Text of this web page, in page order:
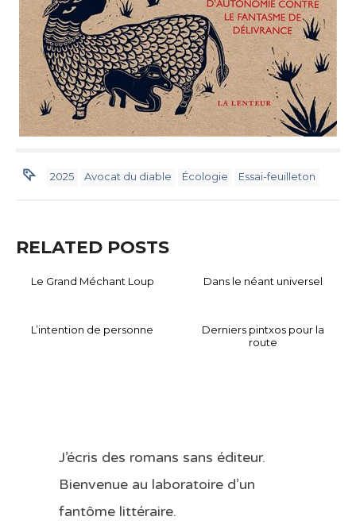
2025 Avocat du diable Écologie Essai-feuilleton
RELATED POSTS
Le Grand Méchant Loup Dans le néant universel
L’intention de personne
Derniers pintxos pour la
route
J’écris des romans sans éditeur.
Bienvenue au laboratoire d’un
fantôme littéraire.